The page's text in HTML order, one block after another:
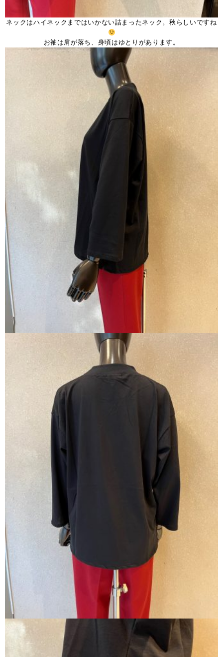
ネックはハイネックまではいかない詰まったネック。秋らしいですね
お袖は肩が落ち、身頃はゆとりがあります。